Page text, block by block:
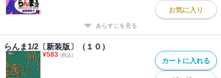
お気に入り
あらすじを見る
らんま1/2〔新装版〕（１０）
¥583 (税込)
カートに入れる